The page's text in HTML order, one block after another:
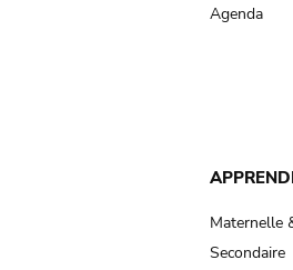
Agenda
Maternelle
Secondaire